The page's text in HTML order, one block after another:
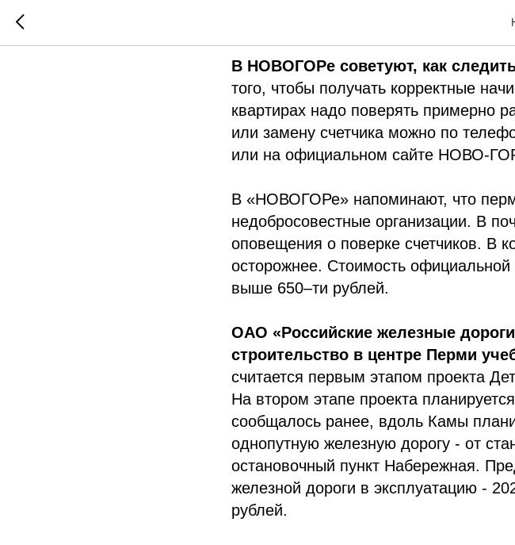
Новости дня. 10
В НОВОГОРе советуют, как
того, чтобы получать корректные
квартирах надо поверять примерно
или замену счетчика можно по
или на официальном сайте НОВО-
В «НОВОГОРе» напоминают, что
недобросовестные организации. В
оповещения о поверке счетчиков. В
осторожнее. Стоимость
выше 650–ти рублей.
ОАО «Российские железные
строительство в центре Перми
считается первым этапом проекта
На втором этапе проекта
сообщалось ранее, вдоль Камы
однопутную железную дорогу - от
остановочный пункт Набережная.
железной дороги в эксплуатацию -
рублей.